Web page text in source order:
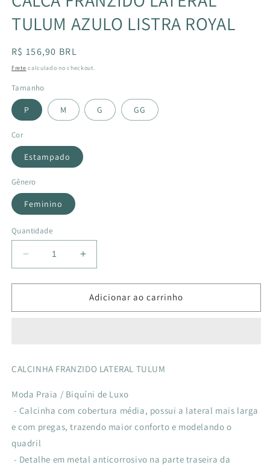
TULUM AZULO LISTRA ROYAL
Preço
normal
R$ 156,90 BRL
Frete calculado no checkout.
Tamanho
P M G GG
Cor
Estampado
Gênero
Feminino
Quantidade
Diminuir
a
quantidade
CALÇA
LISTRA
Aumentar
a
quantidade
de
CALÇA
LISTRA
Adicionar ao carrinho
CALCINHA FRANZIDO LATERAL TULUM
Moda Praia / Biquíni de Luxo
- Calcinha com cobertura média, possui a lateral mais larga
e com pregas, trazendo maior conforto e modelando o
quadril
- Detalhe em metal anticorrosivo na parte traseira da